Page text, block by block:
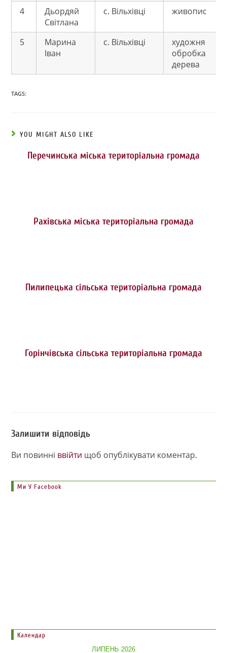
4
Дьордяй
Світлана
с. Вільхівці живопис
5
Марина
Іван
с. Вільхівці
художня
обробка
дерева
TAGS:
YOU MIGHT ALSO LIKE
Перечинська міська територіальна громада
Рахівська міська територіальна громада
Пилипецька сільська територіальна громада
Горінчівська сільська територіальна громада
Залишити відповідь
Ви повинні ввійти щоб опублікувати коментар.
Ми У Facebook
Календар
ЛИПЕНЬ 2026